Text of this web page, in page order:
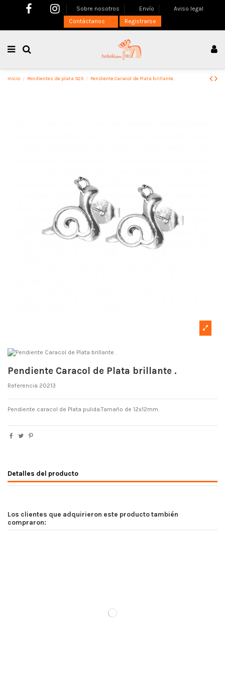
Sobre nosotros Envío
Aviso legal
Contáctanos
Registrarse
Inicio Pendientes de plata 925 Pendiente Caracol de Plata brillante .
Pendiente Caracol de Plata brillante .
Referencia 20213
Pendiente caracol de Plata pulida.Tamaño de 12x12mm.
Detalles del producto
Los clientes que adquirieron este producto también
compraron: